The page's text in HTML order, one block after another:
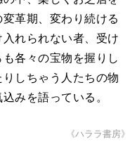
革期、変わり続ける
れられない者、受け
各々の宝物を握りし
しちゃう人たちの物
みを語っている。
《ハララ書房》